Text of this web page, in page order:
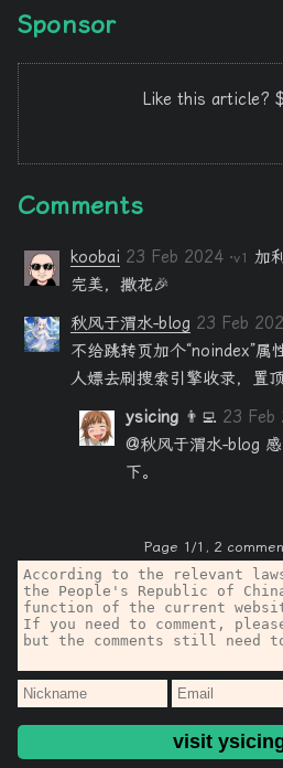
Sponsor
Like this article?
Comments
koobai 23 Feb 2024 ·v1 加
完美，撒花🎉
秋风于渭水-blog 23 Feb
不给跳转页加个“noindex”
人嫖去刷搜索引擎收录，置
ysicing 👨‍💻 23 Feb
@秋风于渭水-blog
下。
Page 1/1, 2
visit